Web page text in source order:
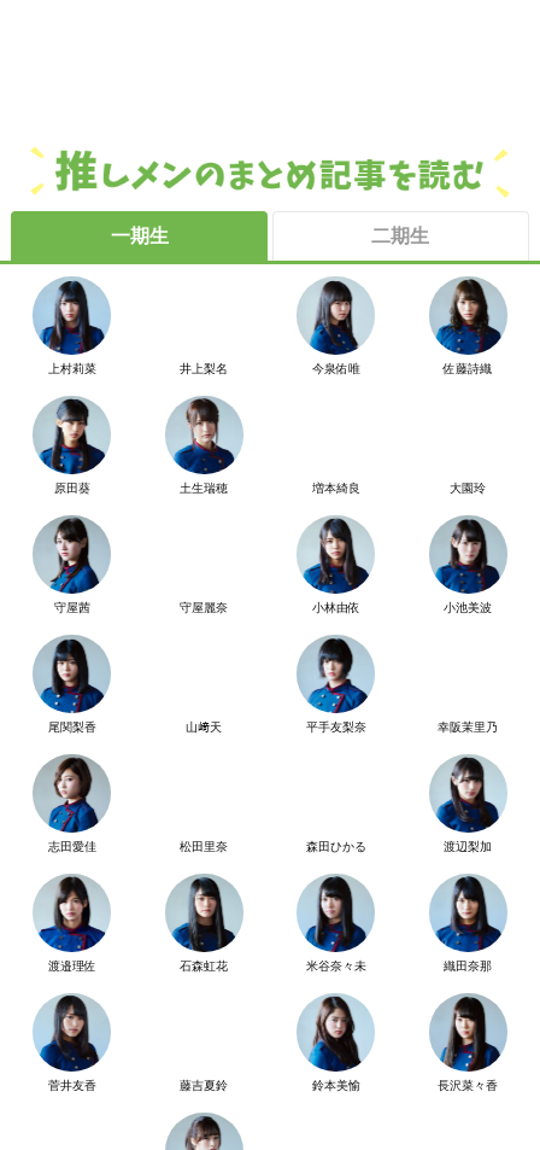
一期生 二期生
上村莉菜 井上梨名 今泉佑唯 佐藤詩織
原田葵 土生瑞穂 増本綺良 大園玲
守屋茜 守屋麗奈 小林由依 小池美波
尾関梨香 山﨑天 平手友梨奈 幸阪茉里乃
志田愛佳 松田里奈 森田ひかる 渡辺梨加
渡邉理佐 石森虹花 米谷奈々未 織田奈那
菅井友香 藤吉夏鈴 鈴本美愉 長沢菜々香